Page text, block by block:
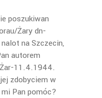
poszukiwan
Żary dn-
na Szczecin,
autorem
11.4.1944.
zdobyciem w
Pan pomóc?